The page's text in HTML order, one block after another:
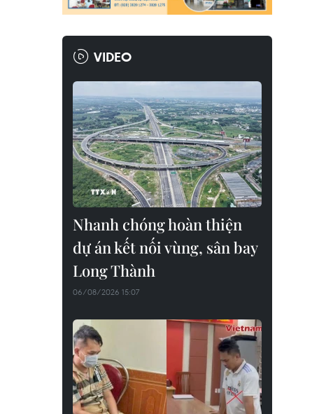
VIDEO
Nhanh chóng hoàn thiện
dự án kết nối vùng, sân bay
Long Thành
06/08/2026 15:07